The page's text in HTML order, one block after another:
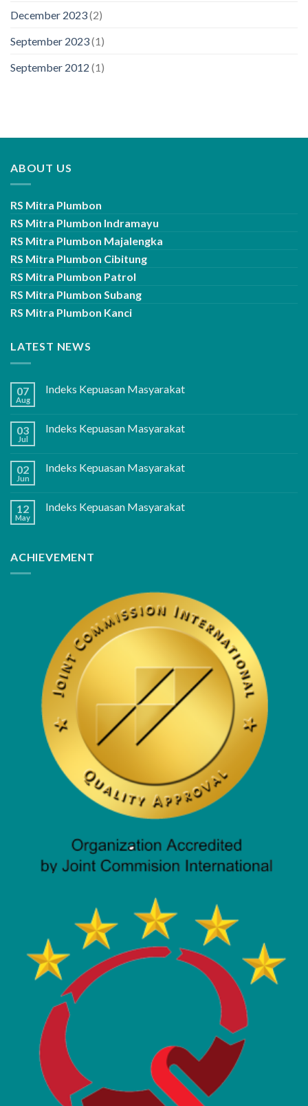
December 2023(2)
September 2023(1)
September 2012 (1)
ABOUT US
RS Mitra Plumbon
RS Mitra Plumbon Indramayu
RS Mitra Plumbon Majalengka
RS Mitra Plumbon Cibitung
RS Mitra Plumbon Patrol
RS Mitra Plumbon Subang
RS Mitra Plumbon Kanci
LATEST NEWS
07
Aug
Indeks Kepuasan Masyarakat
03
Jul
Indeks Kepuasan Masyarakat
02
Jun
Indeks Kepuasan Masyarakat
12
May
Indeks Kepuasan Masyarakat
ACHIEVEMENT